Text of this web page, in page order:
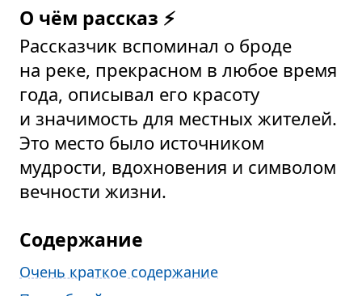
О чём рассказ ⚡
Рассказчик вспоминал о броде
на реке, прекрасном в любое время
года, описывал его красоту
и значимость для местных жителей.
Это место было источником
мудрости, вдохновения и символом
вечности жизни.
Содержание
Очень краткое содержание